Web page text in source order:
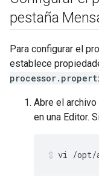
pestaña
Para configurar el
establece
Abre el archivo
en una Editor.
vi /opt/